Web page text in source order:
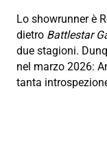
Lo showrunner è
dietro Battlestar
due stagioni.
nel marzo 2026:
tanta